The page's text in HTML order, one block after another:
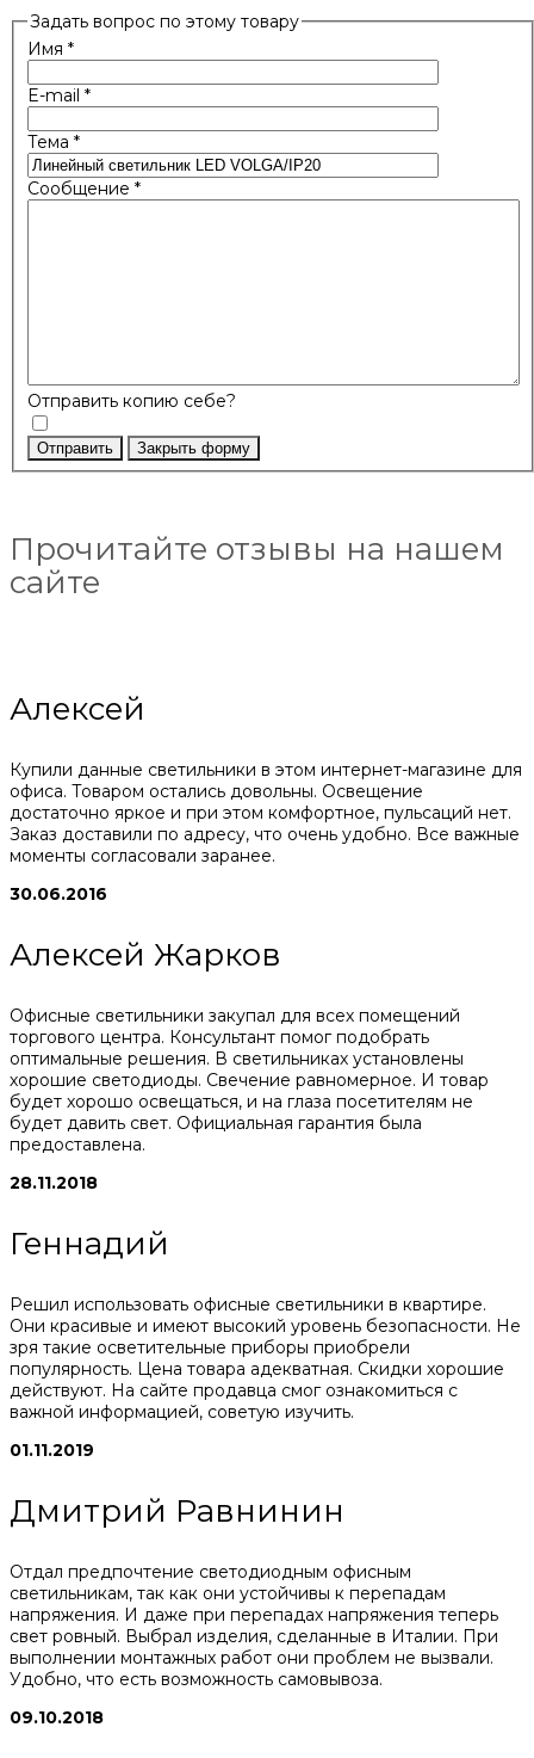
Задать вопрос по этому товару
Имя *
E-mail *
Тема *
Сообщение *
Отправить копию себе?
Отправить Закрыть форму
Прочитайте отзывы на нашем
сайте
Алексей
Купили данные светильники в этом интернет-магазине для
офиса. Товаром остались довольны. Освещение
достаточно яркое и при этом комфортное, пульсаций нет.
Заказ доставили по адресу, что очень удобно. Все важные
моменты согласовали заранее.
30.06.2016
Алексей Жарков
Офисные светильники закупал для всех помещений
торгового центра. Консультант помог подобрать
оптимальные решения. В светильниках установлены
хорошие светодиоды. Свечение равномерное. И товар
будет хорошо освещаться, и на глаза посетителям не
будет давить свет. Официальная гарантия была
предоставлена.
28.11.2018
Геннадий
Решил использовать офисные светильники в квартире.
Они красивые и имеют высокий уровень безопасности. Не
зря такие осветительные приборы приобрели
популярность. Цена товара адекватная. Скидки хорошие
действуют. На сайте продавца смог ознакомиться с
важной информацией, советую изучить.
01.11.2019
Дмитрий Равнинин
Отдал предпочтение светодиодным офисным
светильникам, так как они устойчивы к перепадам
напряжения. И даже при перепадах напряжения теперь
свет ровный. Выбрал изделия, сделанные в Италии. При
выполнении монтажных работ они проблем не вызвали.
Удобно, что есть возможность самовывоза.
09.10.2018